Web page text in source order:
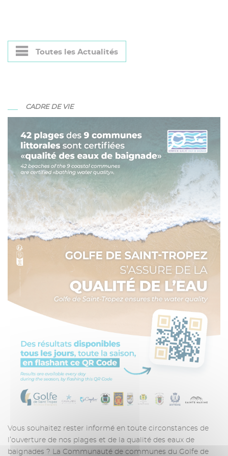
Toutes les Actualités
CADRE DE VIE
Vous souhaitez rester informé en toute circonstances de
l’ouverture de nos plages et de la qualité des eaux de
baignades ? La Communauté de communes du Golfe de